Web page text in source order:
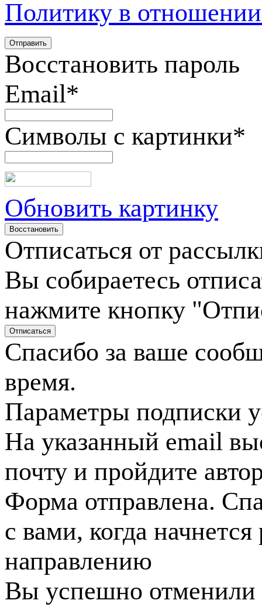
Политику в
Восстановить пароль
Email*
Символы с картинки*
Обновить картинку
Отписаться от
Вы собираетесь
нажмите кнопку
Спасибо за ваше
время.
Параметры подписки
На указанный email
почту и пройдите
Форма отправлена.
с вами, когда
направлению
Вы успешно отменили